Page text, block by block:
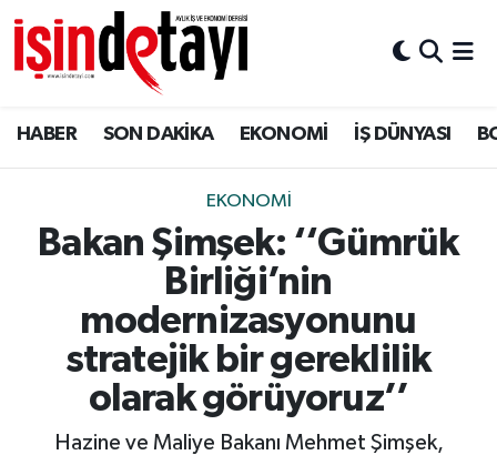
HABER SON DAKİKA EKONOMİ İŞ DÜNYASI
EKONOMİ
Bakan Şimşek: ‘‘Gümrük
Birliği’nin
modernizasyonunu
stratejik bir gereklilik
olarak görüyoruz’’
Hazine ve Maliye Bakanı Mehmet Şimşek,
DÜNYA
Eğitim
ENERJİ HABERİ
GAYRİMENKUL
HABER
Nöbetçi Eczaneler
Hava Durumu
İstanbul Namaz Vakitleri
Trafik Durumu
Süper Lig Puan Durumu ve Fikstür
Tüm Manşetler
Son Dakika Haberleri